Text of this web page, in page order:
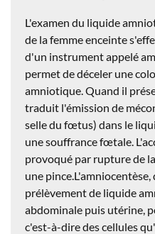
L'examen du liquide
de la femme enceinte
d'un instrument appelé
permet de déceler une
amniotique. Quand il
traduit l'émission de
selle du fœtus) dans le
une souffrance fœtale.
provoqué par rupture de
une
prélèvement de liquide
abdominale puis utérine,
c'est-à-dire des cellules